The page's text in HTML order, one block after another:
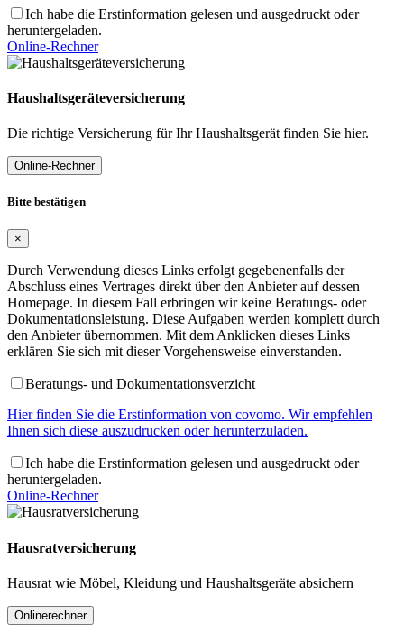
Ich habe die Erstinformation gelesen und ausgedruckt oder
heruntergeladen.
Online-Rechner
Haushaltsgeräteversicherung
Die richtige Versicherung für Ihr Haushaltsgerät finden Sie hier.
Online-Rechner
Bitte bestätigen
×
Durch Verwendung dieses Links erfolgt gegebenenfalls der
Abschluss eines Vertrages direkt über den Anbieter auf dessen
Homepage. In diesem Fall erbringen wir keine Beratungs- oder
Dokumentationsleistung. Diese Aufgaben werden komplett durch
den Anbieter übernommen. Mit dem Anklicken dieses Links
erklären Sie sich mit dieser Vorgehensweise einverstanden.
Beratungs- und Dokumentationsverzicht
Hier finden Sie die Erstinformation von covomo. Wir empfehlen
Ihnen sich diese auszudrucken oder herunterzuladen.
Ich habe die Erstinformation gelesen und ausgedruckt oder
heruntergeladen.
Online-Rechner
Hausratversicherung
Hausrat wie Möbel, Kleidung und Haushaltsgeräte absichern
Onlinerechner